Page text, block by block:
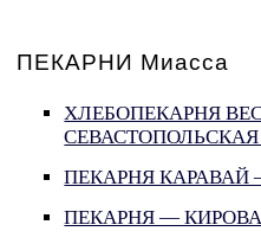
ПЕКАРНИ Миасса
ХЛЕБОПЕКАРНЯ
СЕВАСТОПОЛЬСКАЯ
ПЕКАРНЯ КАРАВАЙ
ПЕКАРНЯ — КИРОВА